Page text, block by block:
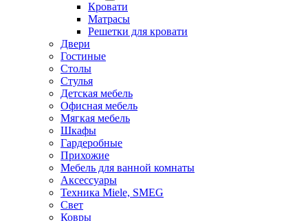
Кровати
Матрасы
Решетки для кровати
Двери
Гостиные
Столы
Стулья
Детская мебель
Офисная мебель
Мягкая мебель
Шкафы
Гардеробные
Прихожие
Мебель для ванной комнаты
Аксессуары
Техника Miele, SMEG
Свет
Ковры